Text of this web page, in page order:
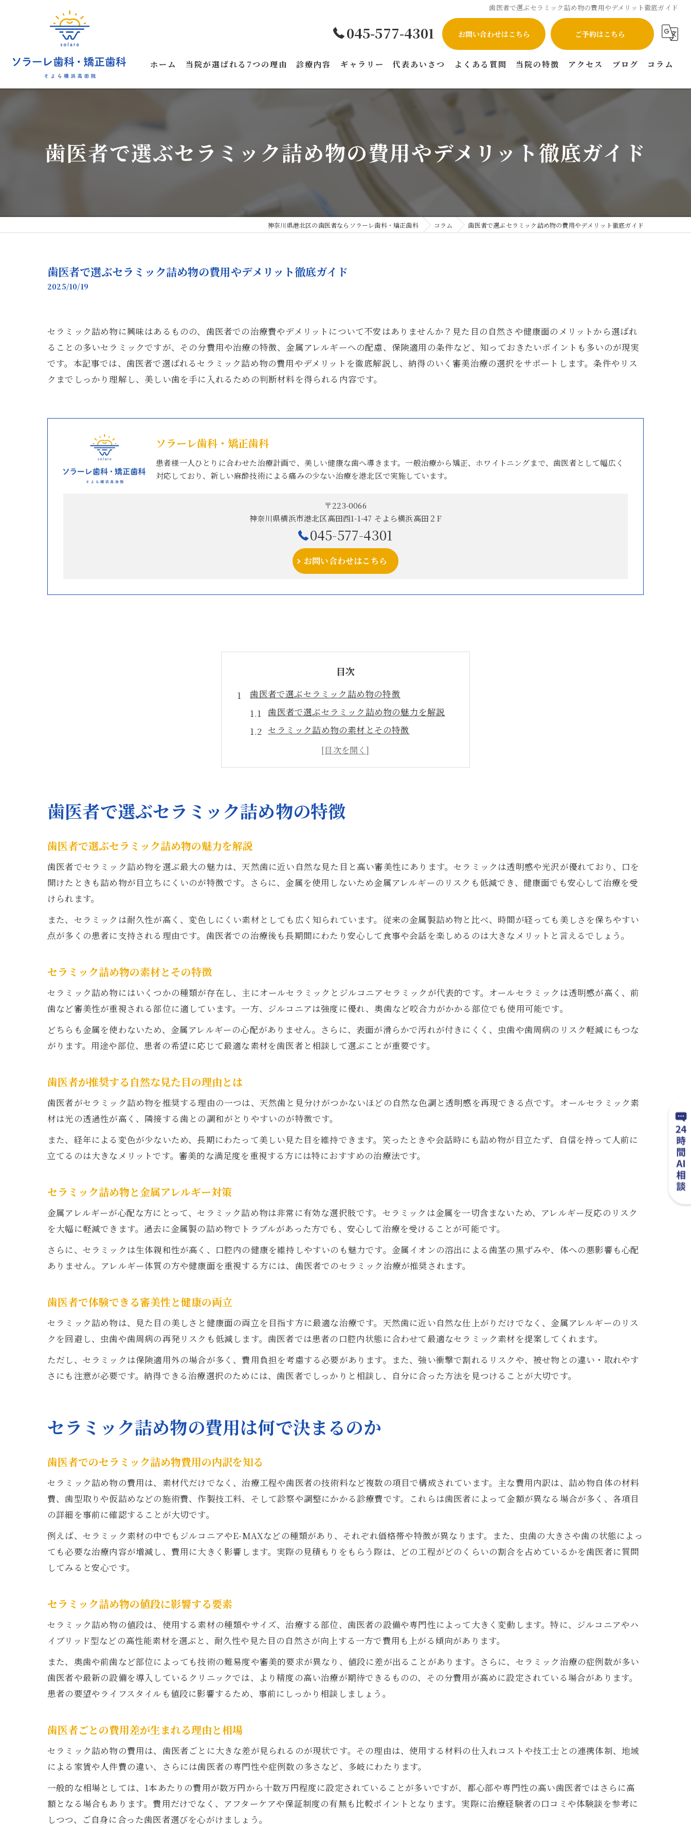
歯医者で選ぶセラミック詰め物の費用やデメリット徹底ガイド
045-577-4301 お問い合わせはこちら ご予約はこちら
ホーム 当院が選ばれる7つの理由 診療内容 ギャラリー 代表あいさつ よくある質問 当院の特徴
虫歯
セラミック
マウスピース矯正
アクセス ブログ コラム
歯医者で選ぶセラミック詰め物の費用やデメリット徹底ガイド
神奈川県港北区の歯医者ならソラーレ歯科・矯正歯科 コラム 歯医者で選ぶセラミック詰め物の費用やデメリット徹底ガイド
歯医者で選ぶセラミック詰め物の費用やデメリット徹底ガイド
2025/10/19
セラミック詰め物に興味はあるものの、歯医者での治療費やデメリットについて不安はありませんか？見た目の自然さや健康面のメリットから選ばれ
ることの多いセラミックですが、その分費用や治療の特徴、金属アレルギーへの配慮、保険適用の条件など、知っておきたいポイントも多いのが現実
です。本記事では、歯医者で選ばれるセラミック詰め物の費用やデメリットを徹底解説し、納得のいく審美治療の選択をサポートします。条件やリス
クまでしっかり理解し、美しい歯を手に入れるための判断材料を得られる内容です。
ソラーレ歯科・矯正歯科
患者様一人ひとりに合わせた治療計画で、美しい健康な歯へ導きます。一般治療から矯正、ホワイトニングまで、歯医者として幅広く
対応しており、新しい麻酔技術による痛みの少ない治療を港北区で実施しています。
〒223-0066
神奈川県横浜市港北区高田西1-1-47 そよら横浜高田２F
045-577-4301
お問い合わせはこちら
目次
歯医者で選ぶセラミック詰め物の特徴
歯医者で選ぶセラミック詰め物の魅力を解説
セラミック詰め物の素材とその特徴
歯医者が推奨する自然な見た目の理由とは
セラミック詰め物と金属アレルギー対策
セラミック詰め物の費用は何で決まるのか
歯医者でのセラミック詰め物費用の内訳を知る
費用対効果を考えたセラミック選び
歯医者が提案する自然なセラミック詰め物選び
歯医者選びが自然な仕上がりに影響する理由
歯医者でのセラミック詰め物と保険適用範囲
セラミック詰め物の保険条件と注意点
詰め物の部位ごとの保険適用可否について
セラミック詰め物のデメリットも知って安心
歯医者が伝えるセラミック詰め物の注意点
セラミック詰め物のデメリットとその対処法
金属アレルギー対策とデメリット比較
銀歯とセラミック詰め物の違いに注目
歯医者で比較する銀歯とセラミックの特徴
審美性と健康面での詰め物の違いを整理
金属アレルギーとセラミックの優位性
歯医者で選ぶセラミック詰め物の特徴
歯医者で選ぶセラミック詰め物の魅力を解説
歯医者でセラミック詰め物を選ぶ最大の魅力は、天然歯に近い自然な見た目と高い審美性にあります。セラミックは透明感や光沢が優れており、口を
開けたときも詰め物が目立ちにくいのが特徴です。さらに、金属を使用しないため金属アレルギーのリスクも低減でき、健康面でも安心して治療を受
けられます。
また、セラミックは耐久性が高く、変色しにくい素材としても広く知られています。従来の金属製詰め物と比べ、時間が経っても美しさを保ちやすい
点が多くの患者に支持される理由です。歯医者での治療後も長期間にわたり安心して食事や会話を楽しめるのは大きなメリットと言えるでしょう。
セラミック詰め物の素材とその特徴
セラミック詰め物にはいくつかの種類が存在し、主にオールセラミックとジルコニアセラミックが代表的です。オールセラミックは透明感が高く、前
歯など審美性が重視される部位に適しています。一方、ジルコニアは強度に優れ、奥歯など咬合力がかかる部位でも使用可能です。
どちらも金属を使わないため、金属アレルギーの心配がありません。さらに、表面が滑らかで汚れが付きにくく、虫歯や歯周病のリスク軽減にもつな
がります。用途や部位、患者の希望に応じて最適な素材を歯医者と相談して選ぶことが重要です。
歯医者が推奨する自然な見た目の理由とは
歯医者がセラミック詰め物を推奨する理由の一つは、天然歯と見分けがつかないほどの自然な色調と透明感を再現できる点です。オールセラミック素
材は光の透過性が高く、隣接する歯との調和がとりやすいのが特徴です。
また、経年による変色が少ないため、長期にわたって美しい見た目を維持できます。笑ったときや会話時にも詰め物が目立たず、自信を持って人前に
立てるのは大きなメリットです。審美的な満足度を重視する方には特におすすめの治療法です。
セラミック詰め物と金属アレルギー対策
金属アレルギーが心配な方にとって、セラミック詰め物は非常に有効な選択肢です。セラミックは金属を一切含まないため、アレルギー反応のリスク
を大幅に軽減できます。過去に金属製の詰め物でトラブルがあった方でも、安心して治療を受けることが可能です。
さらに、セラミックは生体親和性が高く、口腔内の健康を維持しやすいのも魅力です。金属イオンの溶出による歯茎の黒ずみや、体への悪影響も心配
ありません。アレルギー体質の方や健康面を重視する方には、歯医者でのセラミック治療が推奨されます。
歯医者で体験できる審美性と健康の両立
セラミック詰め物は、見た目の美しさと健康面の両立を目指す方に最適な治療です。天然歯に近い自然な仕上がりだけでなく、金属アレルギーのリス
クを回避し、虫歯や歯周病の再発リスクも低減します。歯医者では患者の口腔内状態に合わせて最適なセラミック素材を提案してくれます。
ただし、セラミックは保険適用外の場合が多く、費用負担を考慮する必要があります。また、強い衝撃で割れるリスクや、被せ物との違い・取れやす
さにも注意が必要です。納得できる治療選択のためには、歯医者でしっかりと相談し、自分に合った方法を見つけることが大切です。
セラミック詰め物の費用は何で決まるのか
歯医者でのセラミック詰め物費用の内訳を知る
セラミック詰め物の費用は、素材代だけでなく、治療工程や歯医者の技術料など複数の項目で構成されています。主な費用内訳は、詰め物自体の材料
費、歯型取りや仮詰めなどの施術費、作製技工料、そして診察や調整にかかる診療費です。これらは歯医者によって金額が異なる場合が多く、各項目
の詳細を事前に確認することが大切です。
例えば、セラミック素材の中でもジルコニアやE-MAXなどの種類があり、それぞれ価格帯や特徴が異なります。また、虫歯の大きさや歯の状態によっ
ても必要な治療内容が増減し、費用に大きく影響します。実際の見積もりをもらう際は、どの工程がどのくらいの割合を占めているかを歯医者に質問
してみると安心です。
セラミック詰め物の値段に影響する要素
セラミック詰め物の値段は、使用する素材の種類やサイズ、治療する部位、歯医者の設備や専門性によって大きく変動します。特に、ジルコニアやハ
イブリッド型などの高性能素材を選ぶと、耐久性や見た目の自然さが向上する一方で費用も上がる傾向があります。
また、奥歯や前歯など部位によっても技術の難易度や審美的要求が異なり、値段に差が出ることがあります。さらに、セラミック治療の症例数が多い
歯医者や最新の設備を導入しているクリニックでは、より精度の高い治療が期待できるものの、その分費用が高めに設定されている場合があります。
患者の要望やライフスタイルも値段に影響するため、事前にしっかり相談しましょう。
歯医者ごとの費用差が生まれる理由と相場
セラミック詰め物の費用は、歯医者ごとに大きな差が見られるのが現状です。その理由は、使用する材料の仕入れコストや技工士との連携体制、地域
による家賃や人件費の違い、さらには歯医者の専門性や症例数の多さなど、多岐にわたります。
一般的な相場としては、1本あたりの費用が数万円から十数万円程度に設定されていることが多いですが、都心部や専門性の高い歯医者ではさらに高
額となる場合もあります。費用だけでなく、アフターケアや保証制度の有無も比較ポイントとなります。実際に治療経験者の口コミや体験談を参考に
しつつ、ご自身に合った歯医者選びを心がけましょう。